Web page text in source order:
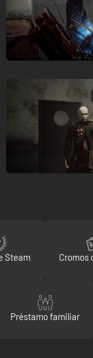
Steam Cromos
Préstamo familiar